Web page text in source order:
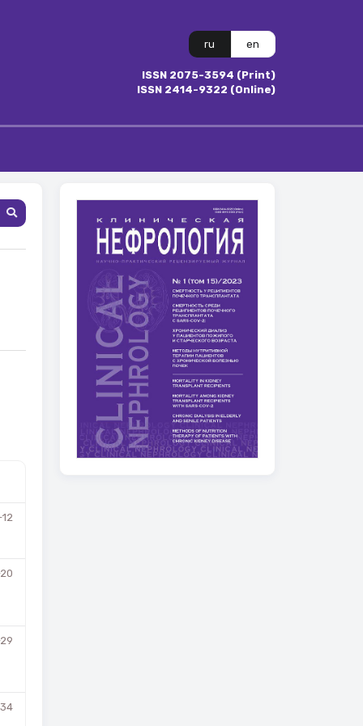
ru en
ISSN 2075-3594 (Print)
ISSN 2414-9322 (Online)